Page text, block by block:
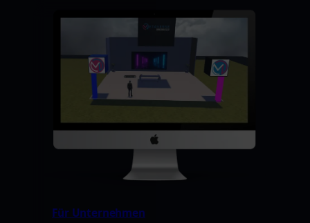
Für Unternehmen